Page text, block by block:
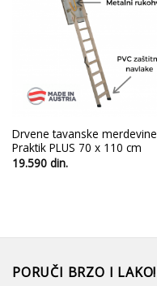
u
Drvene tavanske merdevine
Praktik PLUS 70 x 110 cm
19.590 din.
PORUČI BRZO I LAKO!